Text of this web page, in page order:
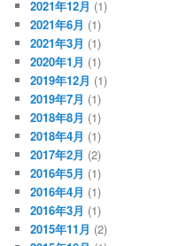
2021年12月 (1)
2021年6月 (1)
2021年3月 (1)
2020年1月 (1)
2019年12月 (1)
2019年7月 (1)
2018年8月 (1)
2018年4月 (1)
2017年2月 (2)
2016年5月 (1)
2016年4月 (1)
2016年3月 (1)
2015年11月 (2)